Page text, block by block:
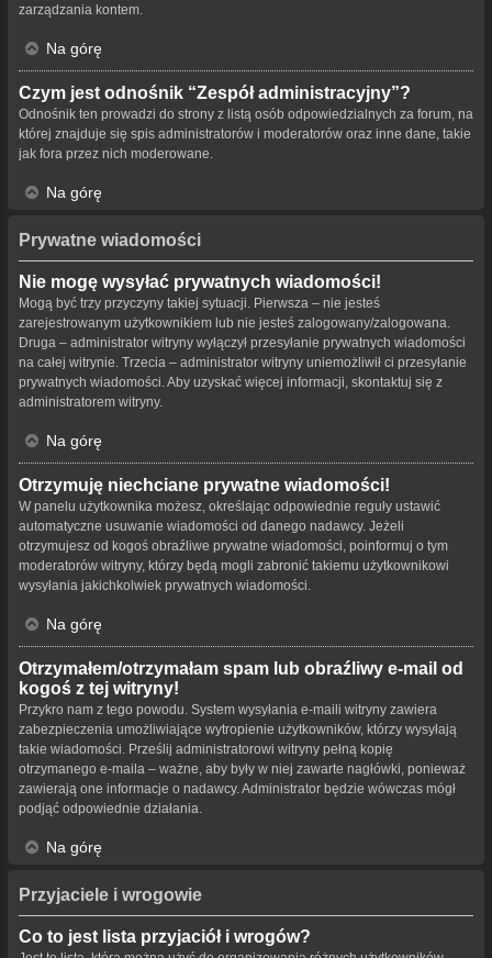
zarządzania kontem.
Na górę
Czym jest odnośnik “Zespół administracyjny”?
Odnośnik ten prowadzi do strony z listą osób odpowiedzialnych za forum, na
której znajduje się spis administratorów i moderatorów oraz inne dane, takie
jak fora przez nich moderowane.
Na górę
Prywatne wiadomości
Nie mogę wysyłać prywatnych wiadomości!
Mogą być trzy przyczyny takiej sytuacji. Pierwsza – nie jesteś
zarejestrowanym użytkownikiem lub nie jesteś zalogowany/zalogowana.
Druga – administrator witryny wyłączył przesyłanie prywatnych wiadomości
na całej witrynie. Trzecia – administrator witryny uniemożliwił ci przesyłanie
prywatnych wiadomości. Aby uzyskać więcej informacji, skontaktuj się z
administratorem witryny.
Na górę
Otrzymuję niechciane prywatne wiadomości!
W panelu użytkownika możesz, określając odpowiednie reguły ustawić
automatyczne usuwanie wiadomości od danego nadawcy. Jeżeli
otrzymujesz od kogoś obraźliwe prywatne wiadomości, poinformuj o tym
moderatorów witryny, którzy będą mogli zabronić takiemu użytkownikowi
wysyłania jakichkolwiek prywatnych wiadomości.
Na górę
Otrzymałem/otrzymałam spam lub obraźliwy e-mail od
kogoś z tej witryny!
Przykro nam z tego powodu. System wysyłania e-maili witryny zawiera
zabezpieczenia umożliwiające wytropienie użytkowników, którzy wysyłają
takie wiadomości. Prześlij administratorowi witryny pełną kopię
otrzymanego e-maila – ważne, aby były w niej zawarte nagłówki, ponieważ
zawierają one informacje o nadawcy. Administrator będzie wówczas mógł
podjąć odpowiednie działania.
Na górę
Przyjaciele i wrogowie
Co to jest lista przyjaciół i wrogów?